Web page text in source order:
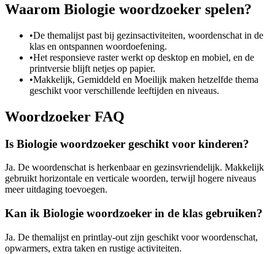
Waarom Biologie woordzoeker spelen?
•De themalijst past bij gezinsactiviteiten, woordenschat in de
klas en ontspannen woordoefening.
•Het responsieve raster werkt op desktop en mobiel, en de
printversie blijft netjes op papier.
•Makkelijk, Gemiddeld en Moeilijk maken hetzelfde thema
geschikt voor verschillende leeftijden en niveaus.
Woordzoeker FAQ
Is Biologie woordzoeker geschikt voor kinderen?
Ja. De woordenschat is herkenbaar en gezinsvriendelijk. Makkelijk
gebruikt horizontale en verticale woorden, terwijl hogere niveaus
meer uitdaging toevoegen.
Kan ik Biologie woordzoeker in de klas gebruiken?
Ja. De themalijst en printlay-out zijn geschikt voor woordenschat,
opwarmers, extra taken en rustige activiteiten.